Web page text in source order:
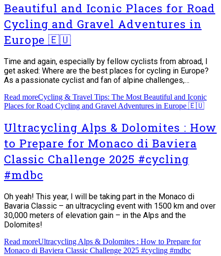
Beautiful and Iconic Places for Road
Cycling and Gravel Adventures in
Europe 🇪🇺
Time and again, especially by fellow cyclists from abroad, I
get asked: Where are the best places for cycling in Europe?
As a passionate cyclist and fan of alpine challenges,…
Read moreCycling & Travel Tips: The Most Beautiful and Iconic
Places for Road Cycling and Gravel Adventures in Europe 🇪🇺
Ultracycling Alps & Dolomites : How
to Prepare for Monaco di Baviera
Classic Challenge 2025 #cycling
#mdbc
Oh yeah! This year, I will be taking part in the Monaco di
Bavaria Classic – an ultracycling event with 1500 km and over
30,000 meters of elevation gain – in the Alps and the
Dolomites!
Read moreUltracycling Alps & Dolomites : How to Prepare for
Monaco di Baviera Classic Challenge 2025 #cycling #mdbc